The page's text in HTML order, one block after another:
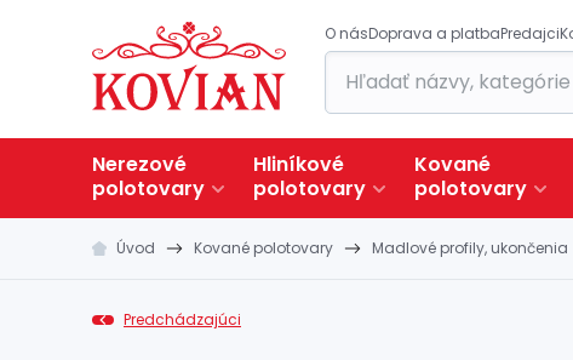
O násDoprava a platbaPredajci
Nerezové
polotovary
Hliníkové
polotovary
Kované
polotovary
Úvod Kované polotovary Madlové profily, ukončenia
Predchádzajúci